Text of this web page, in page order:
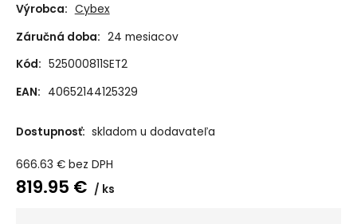
Black
Beige
Výrobca: Cybex
Záručná doba: 24 mesiacov
Kód: 525000811SET2
EAN: 40652144125329
Dostupnosť: skladom u dodavateľa
666.63 € bez DPH
819.95 € ks